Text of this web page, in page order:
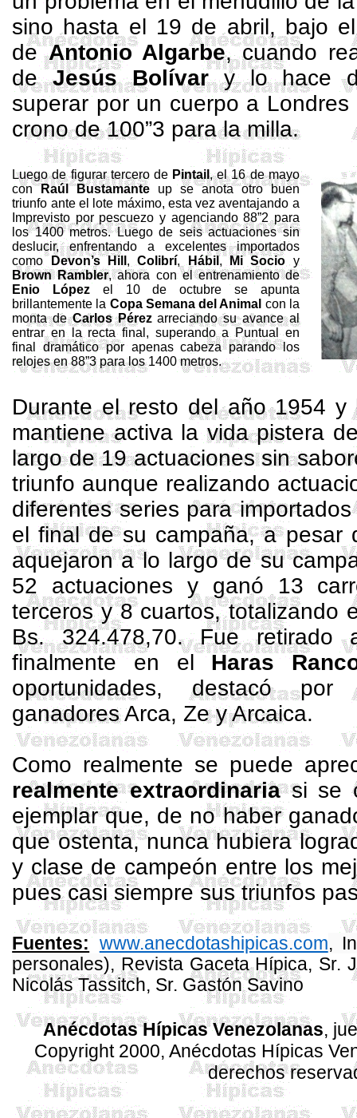
sino hasta el 19 de abril, bajo
deAntonio Algarbe, cuando
deJesús Bolívary lo hace
superar por un cuerpo a
crono de 100”3 para la milla.
Luego de figurar tercero de Pintail, el 16 de mayo
conRaúl Bustamante up se anota otro buen
triunfo ante el lote máximo, esta vez aventajando a
Imprevisto por pescuezo y agenciando 88”2 para
los1400 metros. Luego de seis actuaciones sin
deslucir, enfrentando a excelentes importados
como Devon’sHill ,Colibrí, Hábil,Mi Socio y
BrownRambler, ahora con el entrenamiento de
Enio López el 10 de octubre se apunta
brillantemente la Copa Semanadel Animal con la
monta deCarlos Pérezarreciando su avance al
entrar en la recta final, superando a Puntual en
final dramático por apenas cabeza parando los
relojes en 88”3 para los1400 metros.
Durante el resto del año 1954
mantiene activa la vida pistera
largo de 19 actuaciones sin
triunfo aunque realizando
diferentes series para
el final de su campaña, a pesar
aquejaron a lo largo de su
52 actuaciones y ganó 13
terceros y 8 cuartos, totalizando
Bs. 324.478,70. Fue retirado
finalmente en el Haras
oportunidades, destacó
ganadores Arca, Ze y Arcaica.
Como realmente se puede
realmente extraordinariasi se
ejemplar que, de no haber
que ostenta, nunca hubiera
y clase de campeón entre los
pues casi siempre sus triunfos
Fuentes: www.anecdotashipicas.com,
personales), Revista Gaceta Hípica, Sr.
Nicolás Tassitch, Sr. Gastón Savino
Anécdotas Hípicas Venezolanas,
Copyright 2000, Anécdotas Hípicas
derechos